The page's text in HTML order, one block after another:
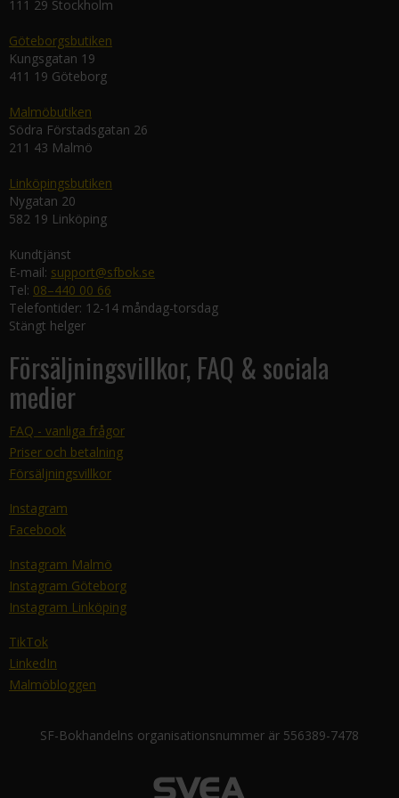
111 29 Stockholm
Göteborgsbutiken
Kungsgatan 19
411 19 Göteborg
Malmöbutiken
Södra Förstadsgatan 26
211 43 Malmö
Linköpingsbutiken
Nygatan 20
582 19 Linköping
Kundtjänst
E-mail: support@sfbok.se
Tel: 08–440 00 66
Telefontider: 12-14 måndag-torsdag
Stängt helger
Försäljningsvillkor, FAQ & sociala
medier
FAQ - vanliga frågor
Priser och betalning
Försäljningsvillkor
Instagram
Facebook
Instagram Malmö
Instagram Göteborg
Instagram Linköping
TikTok
LinkedIn
Malmöbloggen
SF-Bokhandelns organisationsnummer är 556389-7478